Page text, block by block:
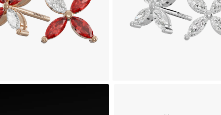
جواهر طرح روشان
292,100,000 تومان
گوشواره جواهر یاقوت سرخ
کاملینا
190,200,000 تومان